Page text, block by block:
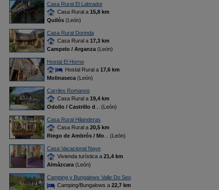
Casa Rural El Labrador
Casa Rural a 15,8 km
Quilós(León)
Casa Rural Dorinda
Casa Rural a 17,3 km
Campelo / Arganza(León)
Hostal El Horno
Hostal Rural a 17,6 km
Molinaseca(León)
Carriles Romanos
Casa Rural a 19,4 km
Odollo / Castrillo d ... (León)
Casa Rural Hilanderas
Casa Rural a 20,5 km
Riego de Ambrós / Mo... (León)
Casa Vacacional Naye
Vivienda turística a 21,4 km
Almázcara(León)
Camping y Bungalows Valle Do Seo
Camping/Bungalows a 22,7 km